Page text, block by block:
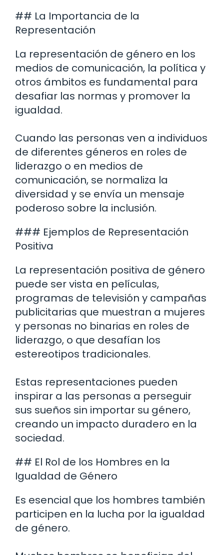
## La Importancia de la
Representación
La representación de género en los
medios de comunicación, la política y
otros ámbitos es fundamental para
desafiar las normas y promover la
igualdad.
Cuando las personas ven a individuos
de diferentes géneros en roles de
liderazgo o en medios de
comunicación, se normaliza la
diversidad y se envía un mensaje
poderoso sobre la inclusión.
### Ejemplos de Representación
Positiva
La representación positiva de género
puede ser vista en películas,
programas de televisión y campañas
publicitarias que muestran a mujeres
y personas no binarias en roles de
liderazgo, o que desafían los
estereotipos tradicionales.
Estas representaciones pueden
inspirar a las personas a perseguir
sus sueños sin importar su género,
creando un impacto duradero en la
sociedad.
## El Rol de los Hombres en la
Igualdad de Género
Es esencial que los hombres también
participen en la lucha por la igualdad
de género.